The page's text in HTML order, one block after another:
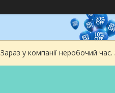
Зараз у компанії неробочий